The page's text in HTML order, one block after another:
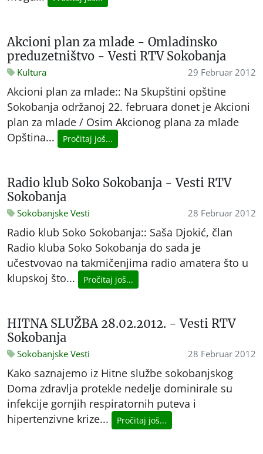
Akcioni plan za mlade - Omladinsko
preduzetništvo - Vesti RTV Sokobanja
Kultura 29 Februar 2012
Akcioni plan za mlade:: Na Skupštini opštine
Sokobanja održanoj 22. februara donet je Akcioni
plan za mlade / Osim Akcionog plana za mlade
Opština...
Pročitaj još...
Radio klub Soko Sokobanja - Vesti RTV
Sokobanja
Sokobanjske Vesti 28 Februar 2012
Radio klub Soko Sokobanja:: Saša Djokić, član
Radio kluba Soko Sokobanja do sada je
učestvovao na takmičenjima radio amatera što u
klupskoj što...
Pročitaj još...
HITNA SLUŽBA 28.02.2012. - Vesti RTV
Sokobanja
Sokobanjske Vesti 28 Februar 2012
Kako saznajemo iz Hitne službe sokobanjskog
Doma zdravlja protekle nedelje dominirale su
infekcije gornjih respiratornih puteva i
hipertenzivne krize...
Pročitaj još...